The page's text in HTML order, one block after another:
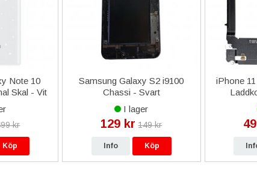
Note 10
Skal - Vit
kr
Köp
Samsung Galaxy S2 i9100
Chassi - Svart
I lager
129 kr 149 kr
Info Köp
iPhone